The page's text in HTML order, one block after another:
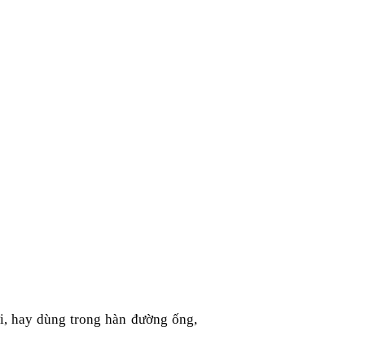
hay dùng trong hàn đường ống,